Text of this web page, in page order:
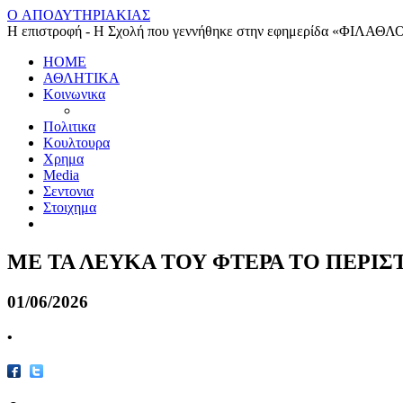
O ΑΠΟΔΥΤΗΡΙΑΚΙΑΣ
Η επιστροφή - Η Σχολή που γεννήθηκε στην εφημερίδα
HOME
ΑΘΛΗΤΙΚΑ
Κοινωνικα
Πολιτικα
Κουλτουρα
Χρημα
Media
Σεντονια
Στοιχημα
ΜΕ ΤΑ ΛΕΥΚΑ ΤΟΥ ΦΤΕΡΑ ΤΟ
01/06/2026
•